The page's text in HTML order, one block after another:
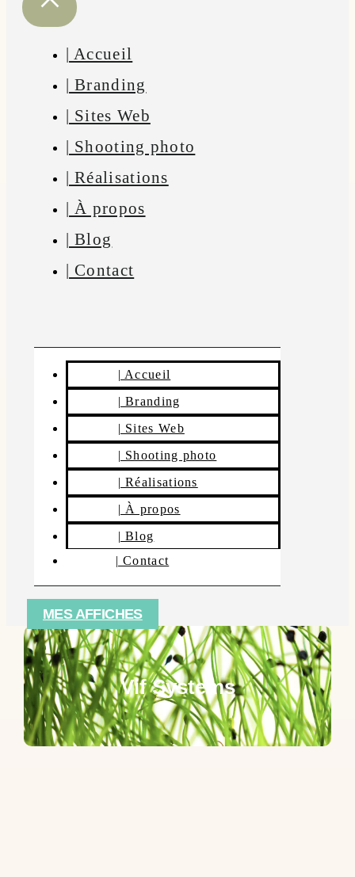
| Accueil
| Branding
| Sites Web
| Shooting photo
| Réalisations
| À propos
| Blog
| Contact
| Accueil
| Branding
| Sites Web
| Shooting photo
| Réalisations
| À propos
| Blog
| Contact
MES AFFICHES
Vif Systems